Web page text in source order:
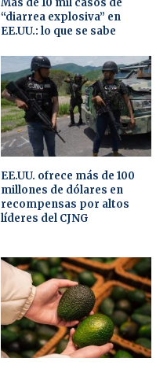
Más de 10 mil casos de
“diarrea explosiva” en
EE.UU.: lo que se sabe
EE.UU. ofrece más de 100
millones de dólares en
recompensas por altos
líderes del CJNG